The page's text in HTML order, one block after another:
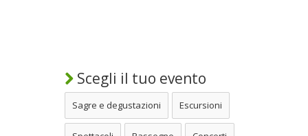
Scegli il tuo evento
Sagre e degustazioni Escursioni